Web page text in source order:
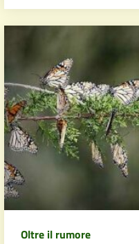
Oltre il rumore